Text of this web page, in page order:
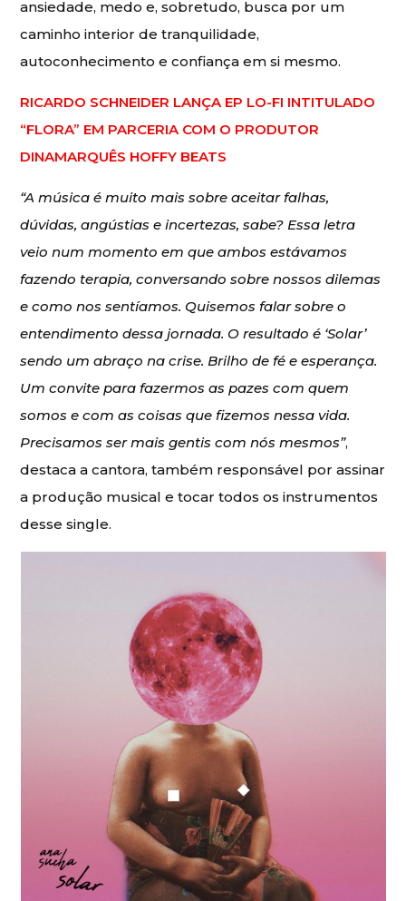
ansiedade, medo e, sobretudo, busca por um
caminho interior de tranquilidade,
autoconhecimento e confiança em si mesmo.
RICARDO SCHNEIDER LANÇA EP LO-FI INTITULADO
“FLORA” EM PARCERIA COM O PRODUTOR
DINAMARQUÊS HOFFY BEATS
“A música é muito mais sobre aceitar falhas,
dúvidas, angústias e incertezas, sabe? Essa letra
veio num momento em que ambos estávamos
fazendo terapia, conversando sobre nossos dilemas
e como nos sentíamos. Quisemos falar sobre o
entendimento dessa jornada. O resultado é ‘Solar’
sendo um abraço na crise. Brilho de fé e esperança.
Um convite para fazermos as pazes com quem
somos e com as coisas que fizemos nessa vida.
Precisamos ser mais gentis com nós mesmos”,
destaca a cantora, também responsável por assinar
a produção musical e tocar todos os instrumentos
desse single.